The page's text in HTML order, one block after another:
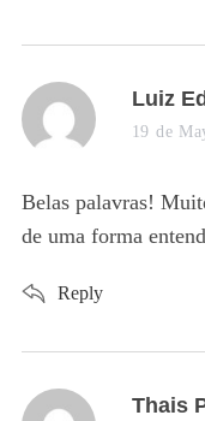
s
a
s
:
Luiz
19 de
Belas palavras!
de uma forma
Reply
s
Thais